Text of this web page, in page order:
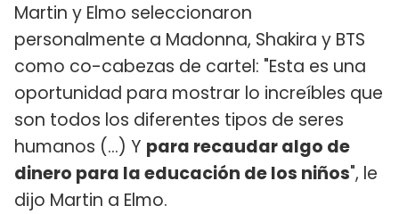
Martin y Elmo seleccionaron
personalmente a Madonna, Shakira y BTS
como co-cabezas de cartel: "Esta es una
oportunidad para mostrar lo increíbles que
son todos los diferentes tipos de seres
humanos (...) Y para recaudar algo de
dinero para la educación de los niños", le
dijo Martin a Elmo.